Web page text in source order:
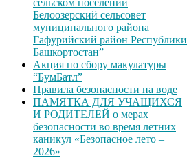
Белоозерский сельсовет
муниципального района
Гафурийский район Республики
Башкортостан”
Акция по сбору макулатуры
“БумБатл”
Правила безопасности на воде
ПАМЯТКА ДЛЯ УЧАЩИХСЯ
И РОДИТЕЛЕЙ о мерах
безопасности во время летних
каникул «Безопасное лето –
2026»